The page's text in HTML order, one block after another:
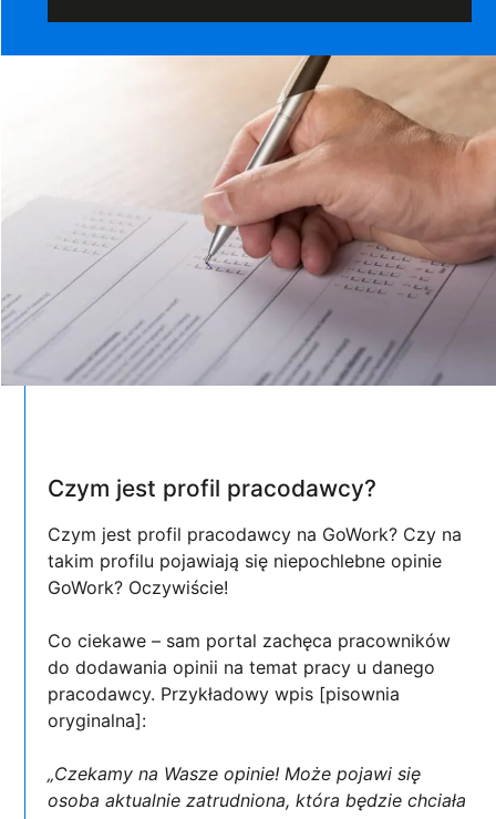
Czym jest profil pracodawcy?
Czym jest profil pracodawcy na GoWork? Czy na
takim profilu pojawiają się niepochlebne opinie
GoWork? Oczywiście!
Co ciekawe – sam portal zachęca pracowników
do dodawania opinii na temat pracy u danego
pracodawcy. Przykładowy wpis [pisownia
oryginalna]:
„Czekamy na Wasze opinie! Może pojawi się
osoba aktualnie zatrudniona, która będzie chciała